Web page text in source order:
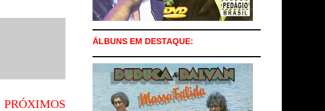
PRÓXIMOS
ÁLBUNS EM DESTAQUE: